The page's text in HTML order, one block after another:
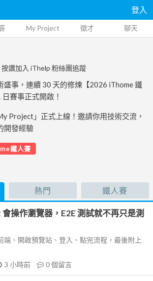
登入
My Project 徵才 聊天
按讚加入 iThelp 粉絲團追蹤
盛事，連續 30 天的修煉【2026 iThome 鐵
日賽事正式開啟！
Project」正式上線！邀請你用技術交流，
開發經驗
鐵人賽
熱門 鐵人賽
操作瀏覽器，E2E 測試就不再只是測
端、開啟預覽站、登入、點完流程，最後附上
3 小時前 0個留言